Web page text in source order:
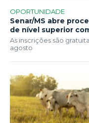
OPORTUNIDADE
Senar/MS abre
de nível superior
As inscrições são
agosto